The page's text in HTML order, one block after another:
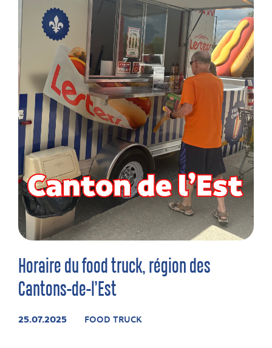
Horaire du food truck, région des
Cantons-de-l’Est
25.07.2025 FOOD TRUCK